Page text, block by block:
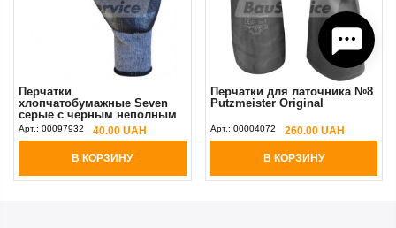
Перчатки
хлопчатобумажные Seven
серые с черным неполным
латексным покрытием 10
(XL)
Арт.: 00097932 40.00 UAH
В КОРЗИНУ
Перчатки для латочника №8
Putzmeister Original
Арт.: 00004072 260.00 UAH
В КОРЗИНУ